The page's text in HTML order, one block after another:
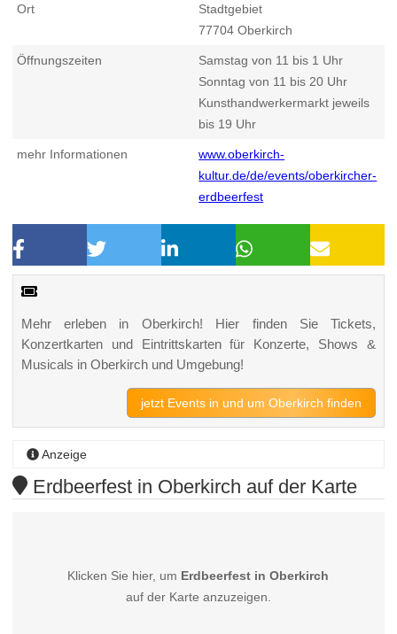
Ort
Stadtgebiet
77704 Oberkirch
Öffnungszeiten
Samstag von 11 bis 1 Uhr
Sonntag von 11 bis 20 Uhr
Kunsthandwerkermarkt jeweils
bis 19 Uhr
mehr Informationen
www.oberkirch-
kultur.de/de/events/oberkircher-
erdbeerfest
Mehr erleben in Oberkirch! Hier finden Sie Tickets,
Konzertkarten und Eintrittskarten für Konzerte, Shows &
Musicals in Oberkirch und Umgebung!
jetzt Events in und um Oberkirch finden
Anzeige
Erdbeerfest in Oberkirch auf der Karte
Klicken Sie hier, um Erdbeerfest in Oberkirch
auf der Karte anzuzeigen.